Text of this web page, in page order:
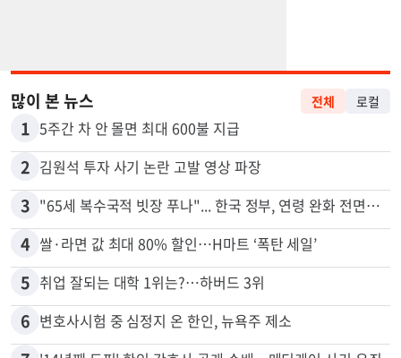
많이 본 뉴스 전체 로컬
1 5주간 차 안 몰면 최대 600불 지급
2 김원석 투자 사기 논란 고발 영상 파장
3 "65세 복수국적 빗장 푸나"... 한국 정부, 연령 완화 전면 추진
4 쌀·라면 값 최대 80% 할인…H마트 ‘폭탄 세일’
5 취업 잘되는 대학 1위는?…하버드 3위
6 변호사시험 중 심정지 온 한인, 뉴욕주 제소